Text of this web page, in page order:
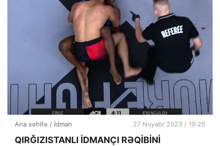
Ana səhifə / İdman 27 Noyabr 2023 / 10:25
QIRĞIZISTANLI İDMANÇI RƏQİBİNİ